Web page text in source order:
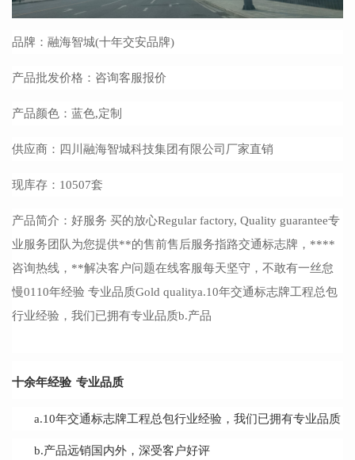
品牌： 融海智城(十年交安品牌)
产品批发价格：咨询客服报价
产品颜色：蓝色,定制
供应商：四川融海智城科技集团有限公司厂家直销
现库存： 10507套
产品简介：好服务 买的放心Regular factory, Quality guarantee专
业服务团队为您提供**的售前售后服务指路交通标志牌，****
咨询热线，**解决客户问题在线客服每天坚守，不敢有一丝怠
慢0110年经验 专业品质Gold qualitya.10年交通标志牌工程总包
行业经验，我们已拥有专业品质b.产品
十余年经验 专业品质
a.10年交通标志牌工程总包行业经验，我们已拥有专业品质
b.产品远销国内外，深受客户好评